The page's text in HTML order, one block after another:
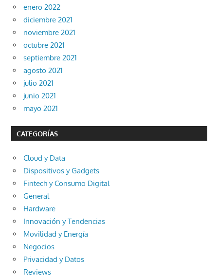
enero 2022
diciembre 2021
noviembre 2021
octubre 2021
septiembre 2021
agosto 2021
julio 2021
junio 2021
mayo 2021
CATEGORÍAS
Cloud y Data
Dispositivos y Gadgets
Fintech y Consumo Digital
General
Hardware
Innovación y Tendencias
Movilidad y Energía
Negocios
Privacidad y Datos
Reviews